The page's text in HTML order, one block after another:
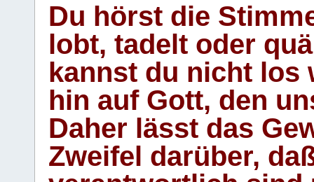
Du hörst die
lobt, tadelt oder
kannst du nicht los
hin auf Gott, den
Daher lässt das
Zweifel darüber,